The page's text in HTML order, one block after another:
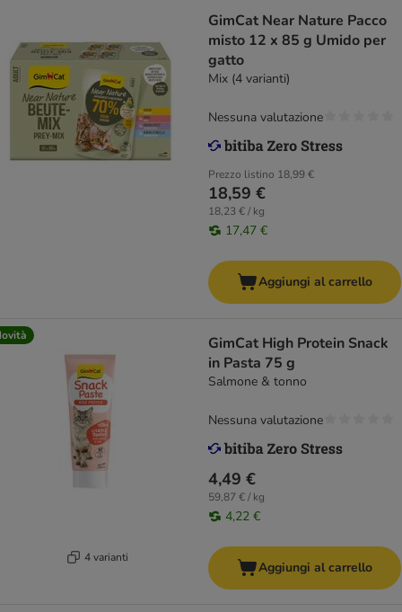
GimCat Near Nature Pacco
misto 12 x 85 g Umido per
gatto
Mix (4 varianti)
Prezzo listino 18,99 €
18,59 €
18,23 € / kg
17,47 €
Nessuna valutazione
Aggiungi al carrello
4 varianti
GimCat High Protein Snack
in Pasta 75 g
Salmone & tonno
4,49 €
59,87 € / kg
4,22 €
Nessuna valutazione
Aggiungi al carrello